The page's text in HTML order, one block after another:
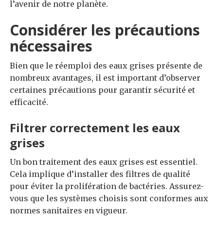
l’avenir de notre planète.
Considérer les précautions
nécessaires
Bien que le réemploi des eaux grises présente de
nombreux avantages, il est important d’observer
certaines précautions pour garantir sécurité et
efficacité.
Filtrer correctement les eaux
grises
Un bon traitement des eaux grises est essentiel.
Cela implique d’installer des filtres de qualité
pour éviter la prolifération de bactéries. Assurez-
vous que les systèmes choisis sont conformes aux
normes sanitaires en vigueur.